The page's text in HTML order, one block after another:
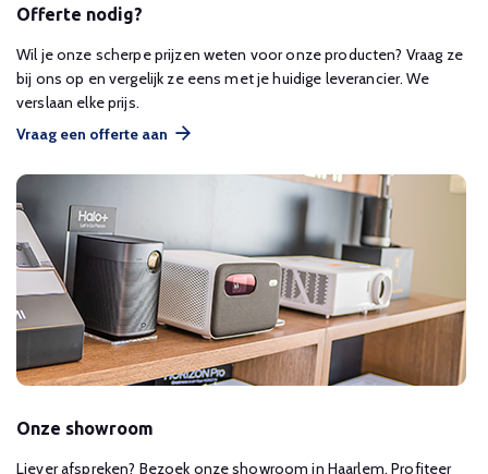
Offerte nodig?
Wil je onze scherpe prijzen weten voor onze producten? Vraag ze
bij ons op en vergelijk ze eens met je huidige leverancier. We
verslaan elke prijs.
Vraag een offerte aan
Onze showroom
Liever afspreken? Bezoek onze showroom in Haarlem. Profiteer